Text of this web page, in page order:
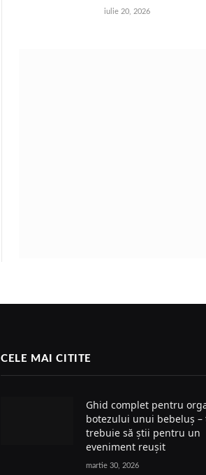
iulie 20, 2026
CELE MAI CITITE
Ghid complet pentru
botezului unui bebeluș –
trebuie să știi pentru un
eveniment reușit
martie 30, 2026